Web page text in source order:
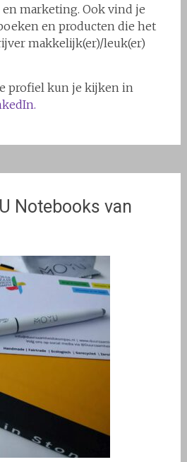
marketing. Ook vind je
en producten die het
makkelijk(er)/leuk(er)
profiel kun je kijken in
Notebooks van